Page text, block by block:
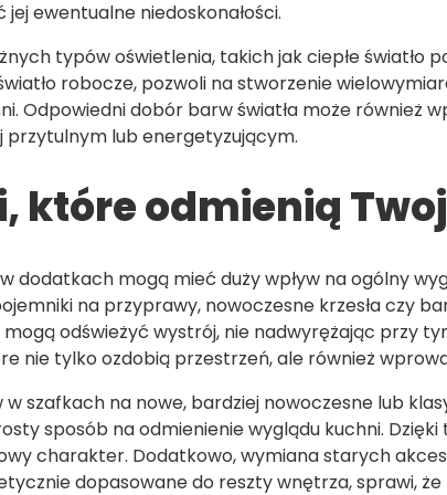
ewentualne niedoskonałości.
typów oświetlenia, takich jak ciepłe światło
robocze, pozwoli na stworzenie
Odpowiedni dobór barw światła może również
przytulnym lub energetyzującym.
które odmienią
dodatkach mogą mieć duży wpływ na ogólny
na przyprawy, nowoczesne krzesła czy
odświeżyć wystrój, nie nadwyrężając przy
nie tylko ozdobią przestrzeń, ale również
szafkach na nowe, bardziej nowoczesne lub
sposób na odmienienie wyglądu kuchni.
charakter. Dodatkowo, wymiana starych
dopasowane do reszty wnętrza, sprawi,